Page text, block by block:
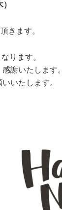
きます。
ります。
謝いたします。
いたします。